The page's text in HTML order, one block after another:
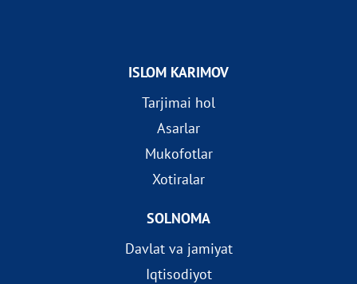
ISLOM KARIMOV
Tarjimai hol
Asarlar
Mukofotlar
Xotiralar
SOLNOMA
Davlat va jamiyat
Iqtisodiyot